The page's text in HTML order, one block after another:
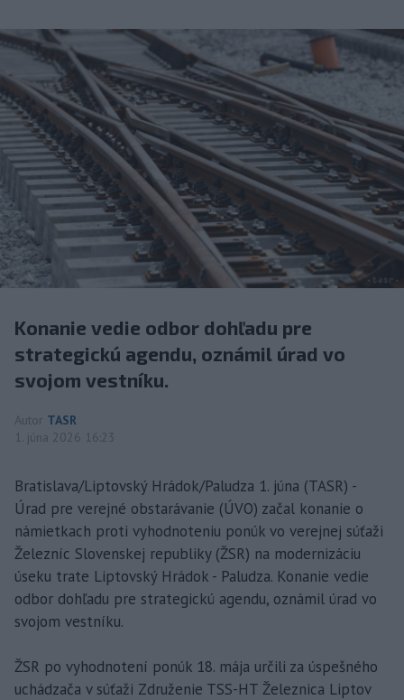
Konanie vedie odbor dohľadu pre
strategickú agendu, oznámil úrad vo
svojom vestníku.
Autor TASR
1. júna 2026 16:23
Bratislava/Liptovský Hrádok/Paludza 1. júna (TASR) -
Úrad pre verejné obstarávanie (ÚVO) začal konanie o
námietkach proti vyhodnoteniu ponúk vo verejnej súťaži
Železníc Slovenskej republiky (ŽSR) na modernizáciu
úseku trate Liptovský Hrádok - Paludza. Konanie vedie
odbor dohľadu pre strategickú agendu, oznámil úrad vo
svojom vestníku.
ŽSR po vyhodnotení ponúk 18. mája určili za úspešného
uchádzača v súťaži Združenie TSS-HT Železnica Liptov